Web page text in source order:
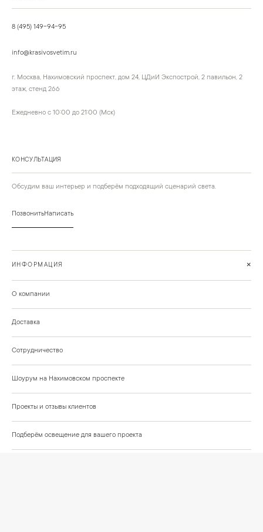
8 (495) 149-94-95
info@krasivosvetim.ru
г. Москва, Нахимовский проспект, дом 24, ЦДиИ Экспострой, 2 павильон, 2
этаж, стенд 266
Ежедневно с 10:00 до 21:00 (Мск)
КОНСУЛЬТАЦИЯ
Обсудим ваш интерьер и подберём подходящий сценарий света.
ПозвонитьНаписать
ИНФОРМАЦИЯ +
О компании
Доставка
Сотрудничество
Шоурум на Нахимовском проспекте
Проекты и отзывы клиентов
Подберём освещение для вашего проекта